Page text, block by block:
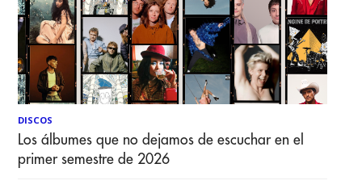
DISCOS
Los álbumes que no dejamos de escuchar en el
primer semestre de 2026